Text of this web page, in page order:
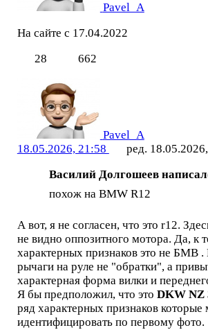
Pavel_A
На сайте с 17.04.2022
28
662
Pavel_A
18.05.2026, 21:58
ред.
Василий Долгошеев
похож на BMW R12
А вот, я не согласен, что это r12.
не видно оппозитного мотора. Да, к
характерных признаков это не БМВ
рычаги на руле не "обратки", а
характерная форма вилки и
Я бы предположил, что это DKW NZ
ряд характерных признаков
идентифицировать по первому фото.